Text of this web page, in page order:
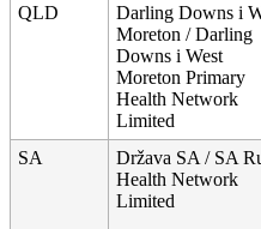
QLD Darling Downs i
Moreton / Darling
Downs i West
Moreton Primary
Health Network
Limited
SA Država SA / SA
Health Network
Limited